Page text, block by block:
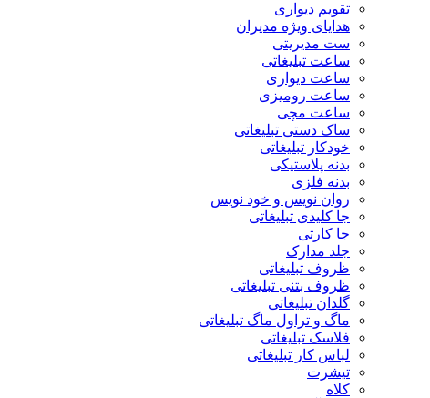
تقویم دیواری
هدایای ویژه مدیران
ست مدیریتی
ساعت تبلیغاتی
ساعت دیواری
ساعت رومیزی
ساعت مچی
ساک دستی تبلیغاتی
خودکار تبلیغاتی
بدنه پلاستیکی
بدنه فلزی
روان نویس و خود نویس
جا کلیدی تبلیغاتی
جا کارتی
جلد مدارک
ظروف تبلیغاتی
ظروف بتنی تبلیغاتی
گلدان تبلیغاتی
ماگ و تراول ماگ تبلیغاتی
فلاسک تبلیغاتی
لباس کار تبلیغاتی
تیشرت
کلاه